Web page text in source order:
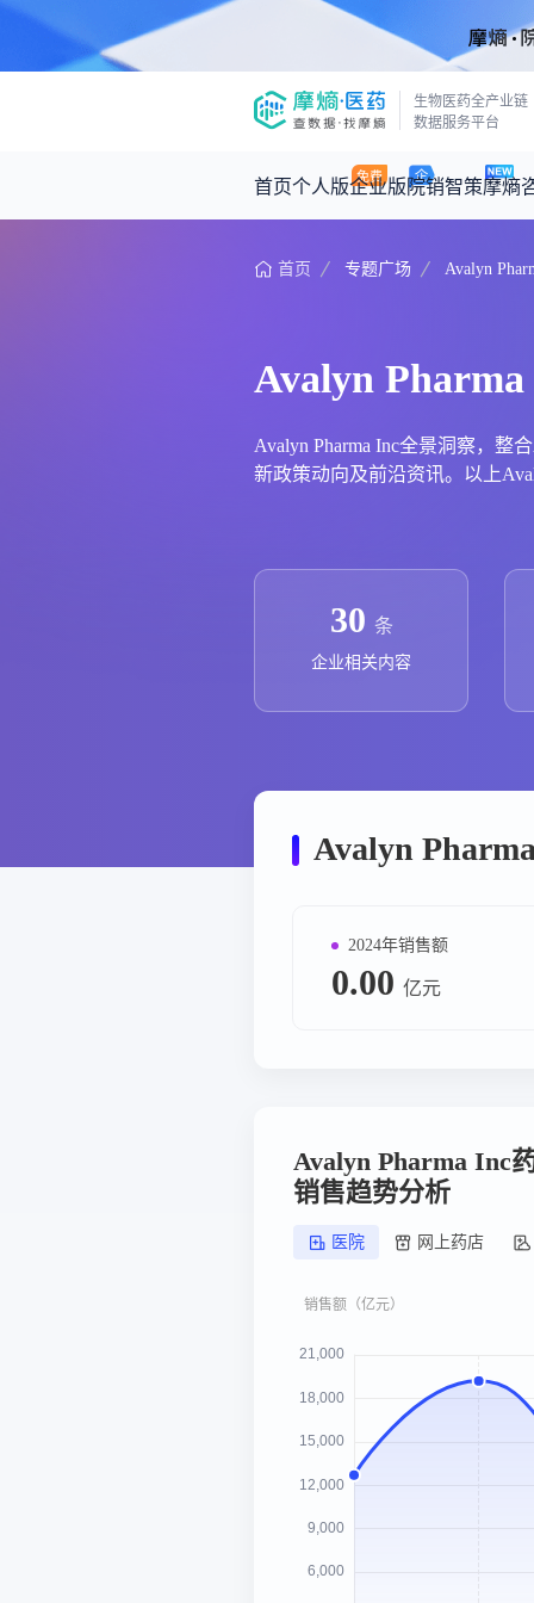
生物医药全产业链
数据服务平台
首页个人版企业版院销智策摩熵
咨询服务
产品立项评估及管线规划
产业/行业调研
投资决策与交易估值
摩熵原创
深度分析
政策法规
投融资
时讯
数据中心
基于市场数据，为您提供全面的市场
政策法规
药品生产企业
王中健
首页 专题广场 Avalyn
Avalyn
Avalyn Pharma Inc全景洞察，整
新政策动向及前沿资讯。以上
30 条
企业相关内容
Avalyn
2024年销售额
0.00 亿元
Avalyn Pharma Inc
销售趋势分析
医院 网上药店